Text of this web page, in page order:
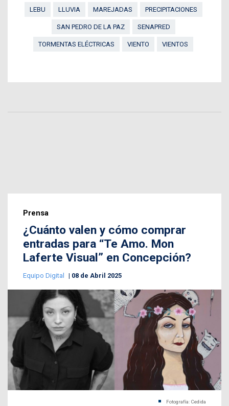
LEBU LLUVIA MAREJADAS PRECIPITACIONES
SAN PEDRO DE LA PAZ SENAPRED
TORMENTAS ELÉCTRICAS VIENTO VIENTOS
Prensa
¿Cuánto valen y cómo comprar
entradas para “Te Amo. Mon
Laferte Visual” en Concepción?
Equipo Digital 08 de Abril 2025
Fotografía: Cedida